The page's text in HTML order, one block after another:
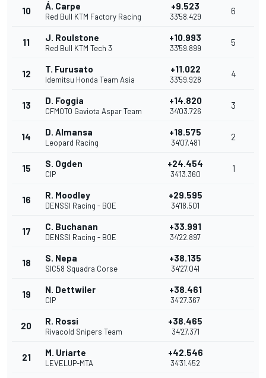
10 Á. Carpe
Red Bull KTM Factory Racing
+9.523
33'58.429
6
11 J. Roulstone
Red Bull KTM Tech 3
+10.993
33'59.899
5
12 T. Furusato
Idemitsu Honda Team Asia
+11.022
33'59.928
4
13 D. Foggia
CFMOTO Gaviota Aspar Team
+14.820
34'03.726
3
14 D. Almansa
Leopard Racing
+18.575
34'07.481
2
15 S. Ogden
CIP
+24.454
34'13.360
1
16 R. Moodley
DENSSI Racing - BOE
+29.595
34'18.501
17 C. Buchanan
DENSSI Racing - BOE
+33.991
34'22.897
18 S. Nepa
SIC58 Squadra Corse
+38.135
34'27.041
19 N. Dettwiler
CIP
+38.461
34'27.367
20 R. Rossi
Rivacold Snipers Team
+38.465
34'27.371
21 M. Uriarte
LEVELUP-MTA
+42.546
34'31.452